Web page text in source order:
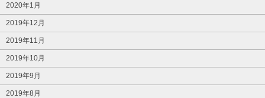
2020年1月
2019年12月
2019年11月
2019年10月
2019年9月
2019年8月